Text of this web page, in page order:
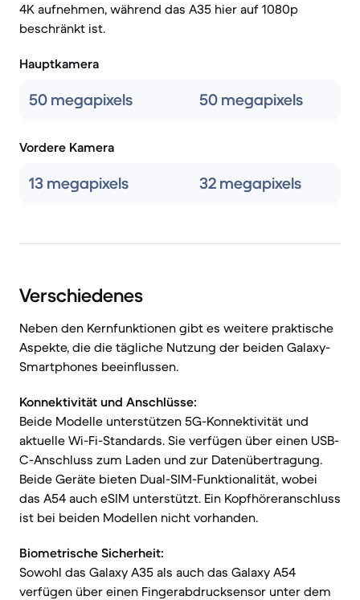
4K aufnehmen, während das A35 hier auf 1080p
beschränkt ist.
Hauptkamera
50 megapixels 50 megapixels
Vordere Kamera
13 megapixels 32 megapixels
Verschiedenes
Neben den Kernfunktionen gibt es weitere praktische
Aspekte, die die tägliche Nutzung der beiden Galaxy-
Smartphones beeinflussen.
Konnektivität und Anschlüsse:
Beide Modelle unterstützen 5G-Konnektivität und
aktuelle Wi-Fi-Standards. Sie verfügen über einen USB-
C-Anschluss zum Laden und zur Datenübertragung.
Beide Geräte bieten Dual-SIM-Funktionalität, wobei
das A54 auch eSIM unterstützt. Ein Kopfhöreranschluss
ist bei beiden Modellen nicht vorhanden.
Biometrische Sicherheit:
Sowohl das Galaxy A35 als auch das Galaxy A54
verfügen über einen Fingerabdrucksensor unter dem